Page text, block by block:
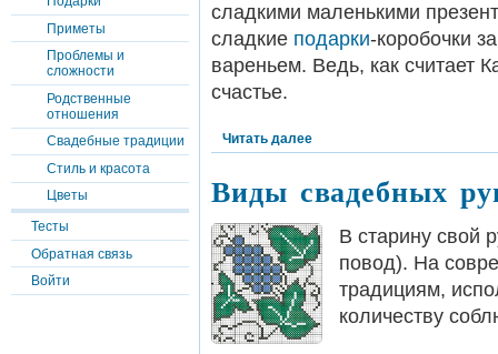
Приметы
Проблемы и
сложности
Родственные
отношения
Свадебные традиции
Стиль и красота
Цветы
Тесты
Обратная связь
Войти
сладкими маленькими
сладкие подарки-коробочки
вареньем. Ведь, как считает
счастье.
Читать далее
Виды свадебных
В старину свой
повод). На
традициям,
количеству